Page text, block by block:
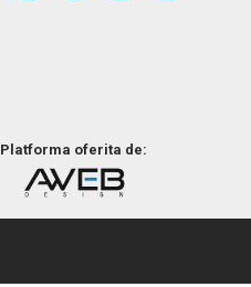
Platforma oferita de: